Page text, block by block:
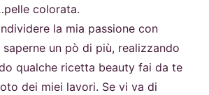
colorata.
la mia passione con
un pò di più, realizzando
qualche ricetta beauty fai da te
dei miei lavori. Se vi va di